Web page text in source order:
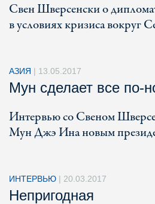
Свен Шверсенски о
в условиях кризиса вокруг
АЗИЯ | 13.05.2017
Мун сделает все по-
Интервью со Свеном
Мун Джэ Ина новым
ИНТЕРВЬЮ | 20.03.2017
Непригодная